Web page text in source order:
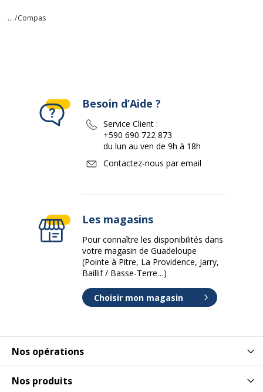
... /Compas
Nos opérations
Nos produits
Besoin d’Aide ?
Service Client :
+590 690 722 873
du lun au ven de 9h à 18h
Contactez-nous par email
Les magasins
Pour connaître les disponibilités dans
votre magasin de Guadeloupe
(Pointe à Pitre, La Providence, Jarry,
Baillif / Basse-Terre…)
Choisir mon magasin